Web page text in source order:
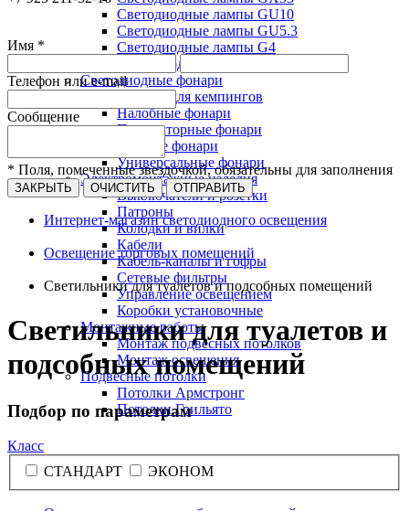
Светодиодные лампы GU10
Светодиодные лампы GU5.3
Светодиодные лампы G4
Светодиодные лампы G9
Светодиодные фонари
Фонари для кемпингов
Налобные фонари
Прожекторные фонари
Рабочие фонари
Универсальные фонари
Электромонтажные изделия
Выключатели и розетки
Патроны
Колодки и вилки
Кабели
Кабель-каналы и гофры
Сетевые фильтры
Управление освещением
Коробки установочные
Монтажные работы
Монтаж подвесных потолков
Монтаж освещения
Подвесные потолки
Потолки Армстронг
Потолки Грильято
Имя *
Телефон или e-mail
Сообщение
* Поля, помеченные звездочкой, обязательны для заполнения
ЗАКРЫТЬ ОЧИСТИТЬ ОТПРАВИТЬ
Интернет-магазин светодиодного освещения
Освещение торговых помещений
Светильники для туалетов и подсобных помещений
Светильники для туалетов и
подсобных помещений
Подбор по параметрам
Класс
СТАНДАРТ
ЭКОНОМ